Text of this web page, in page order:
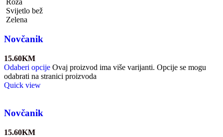
Roza
Svijetlo bež
Zelena
Novčanik
15.60KM
Odaberi opcije Ovaj proizvod ima više varijanti. Opcije se mogu
odabrati na stranici proizvoda
Quick view
Novčanik
15.60KM